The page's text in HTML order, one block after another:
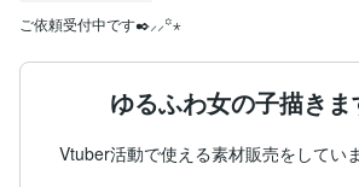
ご依頼受付中です✒️⸝⸝꙳⋆
ゆるふわ女の子描き
Vtuber活動で使える素材販売をしてい